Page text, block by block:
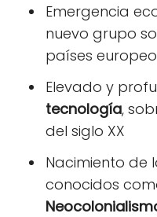
Emergencia
nuevo grupo
países
Elevado y
tecnología,
del siglo XX
Nacimiento de
conocidos